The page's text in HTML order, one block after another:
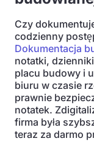
Czy
codzienny
Dokumentacja
notatki,
placu budowy i
biuru w czasie
prawnie
notatek.
firma była
teraz za darmo